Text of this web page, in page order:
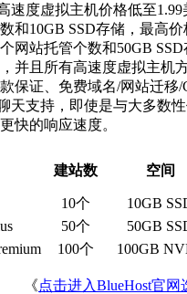
速度虚拟主机价格低至
和10GB SSD存储，最高
网站托管个数和50GB
并且所有高速度虚拟主机
保证、免费域名/网站迁移/
天支持，即使是与大多数
快的响应速度。
建站数 空间
10个 10GB
50个 50GB
100个 100GB
《点击进入BlueHost官网